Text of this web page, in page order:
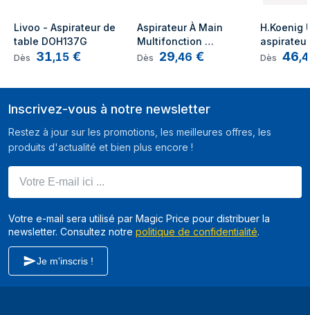
Livoo - Aspirateur de
table DOH137G
Dès 31,15 €
Aspirateur À Main
Multifonction
Rechargeable 40w
Dès 29,46 €
H.Koenig
Noir Sans
Dès 46,
Inscrivez-vous à notre newsletter
Restez à jour sur les promotions, les meilleures offres, les
produits d'actualité et bien plus encore !
Votre e-mail sera utilisé par Magic Price pour distribuer la
newsletter. Consultez notre politique de confidentialité.
Je m'inscris !